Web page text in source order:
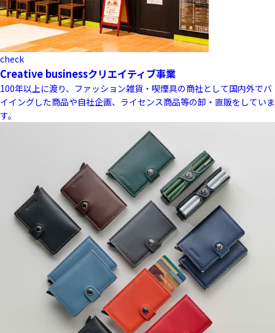
check
Creative businessクリエイティブ事業
100年以上に渡り、ファッション雑貨・喫煙具の商社として国内外でバ
イイングした商品や自社企画、ライセンス商品等の卸・直販をしていま
す。